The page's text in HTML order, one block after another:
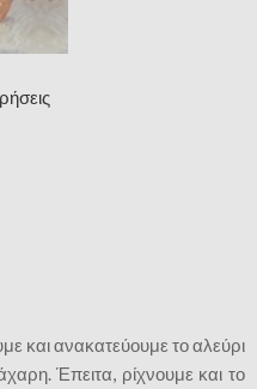
και ανακατεύουμε το αλεύρι
Έπειτα, ρίχνουμε και το